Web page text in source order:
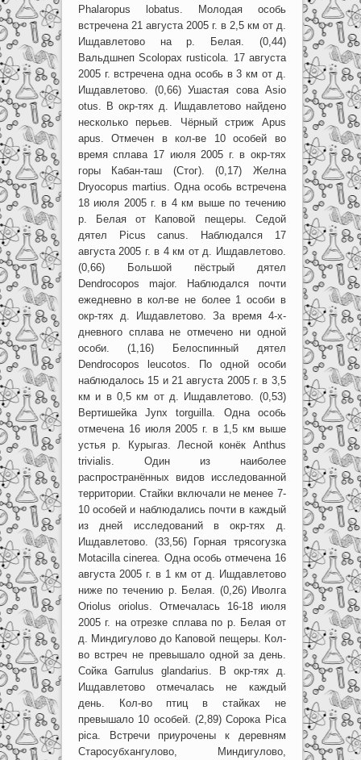
Phalaropus lobatus. Молодая особь
встречена 21 августа 2005 г. в 2,5 км от д.
Ишдавлетово на р. Белая. (0,44)
Вальдшнеп Scolopax rusticola. 17 августа
2005 г. встречена одна особь в 3 км от д.
Ишдавлетово. (0,66) Ушастая сова Asio
otus. В окр-тях д. Ишдавлетово найдено
несколько перьев. Чёрный стриж Apus
apus. Отмечен в кол-ве 10 особей во
время сплава 17 июля 2005 г. в окр-тях
горы Кабан-таш (Стог). (0,17) Желна
Dryocopus martius. Одна особь встречена
18 июля 2005 г. в 4 км выше по течению
р. Белая от Каповой пещеры. Седой
дятел Picus canus. Наблюдался 17
августа 2005 г. в 4 км от д. Ишдавлетово.
(0,66) Большой пёстрый дятел
Dendrocopos major. Наблюдался почти
ежедневно в кол-ве не более 1 особи в
окр-тях д. Ишдавлетово. За время 4-х-
дневного сплава не отмечено ни одной
особи. (1,16) Белоспинный дятел
Dendrocopos leucotos. По одной особи
наблюдалось 15 и 21 августа 2005 г. в 3,5
км и в 0,5 км от д. Ишдавлетово. (0,53)
Вертишейка Jynx torguilla. Одна особь
отмечена 16 июля 2005 г. в 1,5 км выше
устья р. Курыгаз. Лесной конёк Anthus
trivialis. Один из наиболее
распространённых видов исследованной
территории. Стайки включали не менее 7-
10 особей и наблюдались почти в каждый
из дней исследований в окр-тях д.
Ишдавлетово. (33,56) Горная трясогузка
Motacilla cinerea. Одна особь отмечена 16
августа 2005 г. в 1 км от д. Ишдавлетово
ниже по течению р. Белая. (0,26) Иволга
Oriolus oriolus. Отмечалась 16-18 июля
2005 г. на отрезке сплава по р. Белая от
д. Миндигулово до Каповой пещеры. Кол-
во встреч не превышало одной за день.
Сойка Garrulus glandarius. В окр-тях д.
Ишдавлетово отмечалась не каждый
день. Кол-во птиц в стайках не
превышало 10 особей. (2,89) Сорока Pica
pica. Встречи приурочены к деревням
Старосубхангулово, Миндигулово,